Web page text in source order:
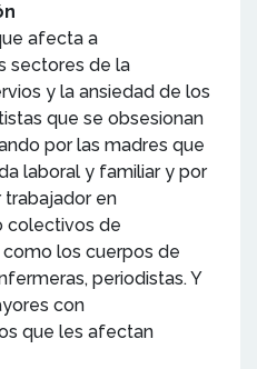
afecta a
sectores de la
y la ansiedad de los
que se obsesionan
por las madres que
laboral y familiar y por
trabajador en
colectivos de
los cuerpos de
periodistas. Y
con
que les afectan